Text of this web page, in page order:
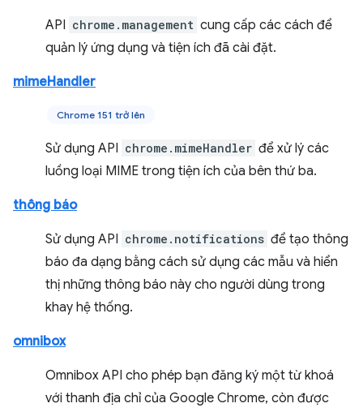
API chrome.management cung cấp các cách để
quản lý ứng dụng và tiện ích đã cài đặt.
mimeHandler
Chrome 151 trở lên
Sử dụng API chrome.mimeHandler để xử lý các
luồng loại MIME trong tiện ích của bên thứ ba.
thông báo
Sử dụng API chrome.notifications để tạo thông
báo đa dạng bằng cách sử dụng các mẫu và hiển
thị những thông báo này cho người dùng trong
khay hệ thống.
omnibox
Omnibox API cho phép bạn đăng ký một từ khoá
với thanh địa chỉ của Google Chrome, còn được